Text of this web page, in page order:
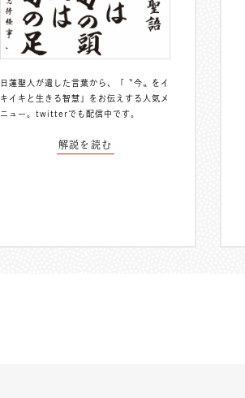
日蓮聖人が遺した言葉から、「〝今〟をイ
キイキと生きる智慧」をお伝えする人気メ
ニュー。 twitterでも配信中 です。
解説を読む